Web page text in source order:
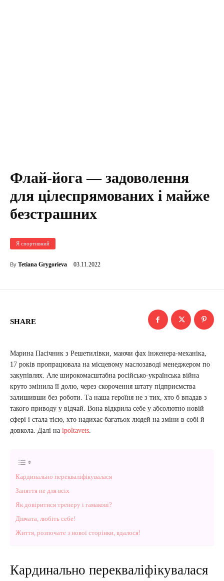
Флай-йога — задоволення
для цілеспрямованих і майже
безстрашних
Я спортивний
By Tetiana Grygorieva 03.11.2022
SHARE
Марина Пасічник з Решетилівки, маючи фах інженера-механіка,
17 років пропрацювала на місцевому маслозаводі менеджером по
закупівлях. Але широкомасштабна російсько-українська війна
круто змінила її долю, через скорочення штату підприємства
залишивши без роботи. Та наша героїня не з тих, хто б впадав з
такого приводу у відчай. Вона відкрила себе у абсолютно новій
сфері і стала тією, хто надихає багатьох людей на зміни в собі й
довкола. Далі на ipoltavets.
Кардинально перекваліфікувалася
Заняття не для всіх
Як довіритися тренеру і гамакові?
Дівчата, любіть себе!
Життя, розпочате з нової сторінки, вдалося!
Кардинально перекваліфікувалася